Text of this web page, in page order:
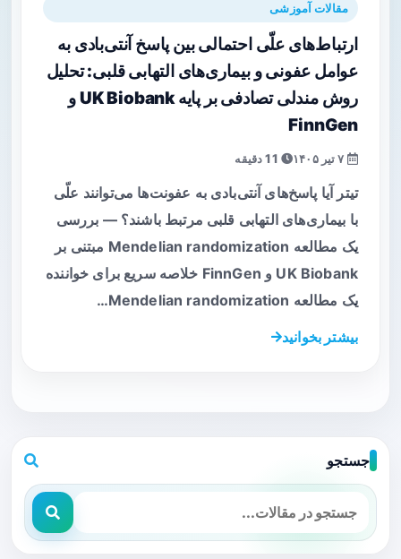
مقالات آموزشی
ارتباط‌های علّی احتمالی بین پاسخ آنتی‌بادی به
عوامل عفونی و بیماری‌های التهابی قلبی: تحلیل
روش مندلی تصادفی بر پایه UK Biobank و
FinnGen
تیتر آیا پاسخ‌های آنتی‌بادی به عفونت‌ها می‌توانند علّی
با بیماری‌های التهابی قلبی مرتبط باشند؟ — بررسی
یک مطالعه Mendelian randomization مبتنی بر
UK Biobank و FinnGen خلاصه سریع برای خواننده
یک مطالعه Mendelian randomization…
بیشتر بخوانید
جستجو